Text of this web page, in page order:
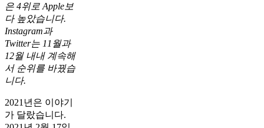
은 4위로 Apple보
다 높았습니다.
Instagram과
Twitter는 11월과
12월 내내 계속해
서 순위를 바꿨습
니다.
2021년은 이야기
가 달랐습니다.